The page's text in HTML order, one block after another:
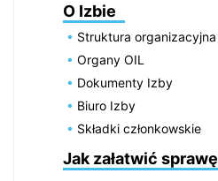
O Izbie
Struktura organizacyjna
Organy OIL
Dokumenty Izby
Biuro Izby
Składki członkowskie
Jak załatwić sprawę